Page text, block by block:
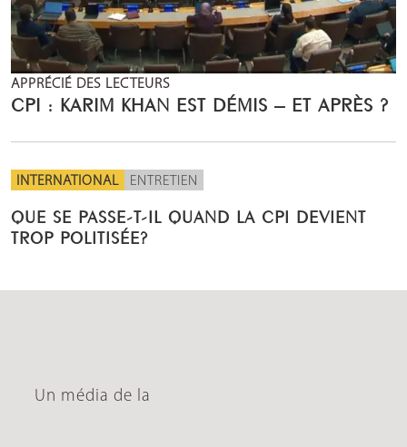
APPRÉCIÉ DES LECTEURS
CPI : KARIM KHAN EST DÉMIS – ET APRÈS ?
INTERNATIONAL ENTRETIEN
QUE SE PASSE-T-IL QUAND LA CPI DEVIENT
TROP POLITISÉE?
Un média de la